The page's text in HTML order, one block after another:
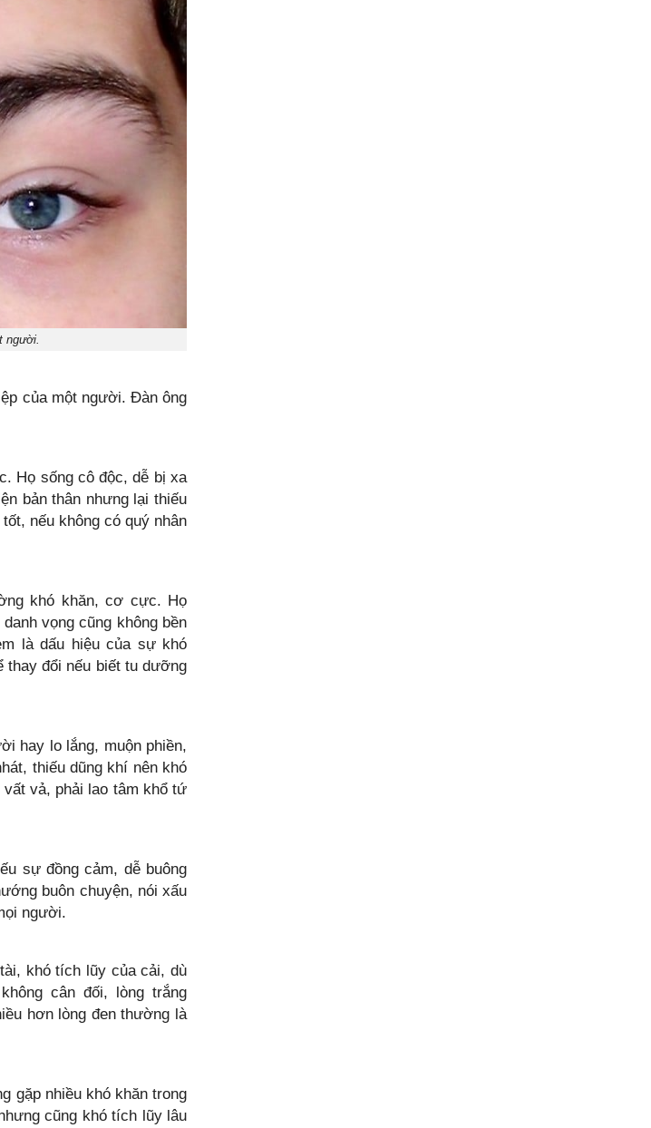
người.
của một người. Đàn ông
Họ sống cô độc, dễ bị xa
bản thân nhưng lại thiếu
nếu không có quý nhân
khó khăn, cơ cực. Họ
vọng cũng không bền
là dấu hiệu của sự khó
thay đổi nếu biết tu dưỡng
hay lo lắng, muộn phiền,
thiếu dũng khí nên khó
vả, phải lao tâm khổ tứ
sự đồng cảm, dễ buông
buôn chuyện, nói xấu
người.
khó tích lũy của cải, dù
cân đối, lòng trắng
hơn lòng đen thường là
gặp nhiều khó khăn trong
cũng khó tích lũy lâu